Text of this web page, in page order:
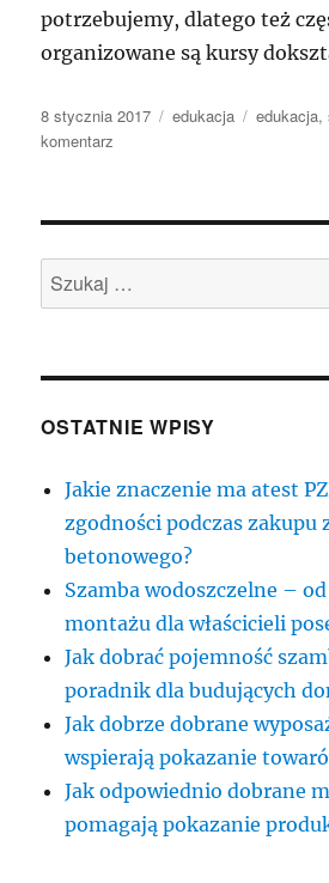
potrzebujemy, dlatego też
organizowane są kursy
Data
publikacji
8 stycznia 2017 Kategorie
edukacja Tagi
edukacja,
komentarz
–
z
przyszłością
Szukaj:
OSTATNIE WPISY
Jakie znaczenie ma atest
zgodności podczas zakupu
betonowego?
Szamba wodoszczelne –
montażu dla właścicieli
Jak dobrać pojemność
poradnik dla budujących
Jak dobrze dobrane
wspierają pokazanie
Jak odpowiednio dobrane
pomagają pokazanie